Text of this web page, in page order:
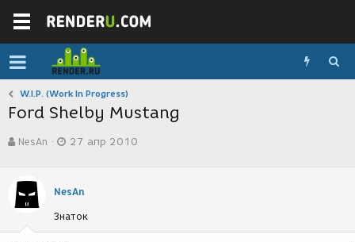
W.I.P. (Work In Progress)
Ford Shelby Mustang
в
р
м
NеsАn
а
с
з
д
27 апр 2010
NеsАn
Знаток